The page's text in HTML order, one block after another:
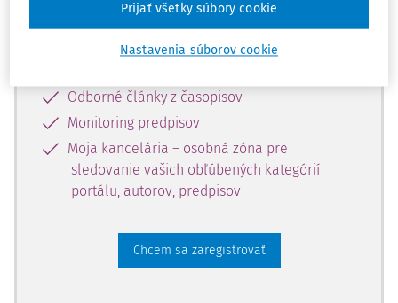
Vďaka registrácii získate prístup aj k
vybranému obsahu:
Odborné články z časopisov
Monitoring predpisov
Moja kancelária – osobná zóna pre
sledovanie vašich obľúbených kategórií
portálu, autorov, predpisov
Chcem sa zaregistrovať
Nastavenia súborov cookie
Prijať všetky súbory cookie